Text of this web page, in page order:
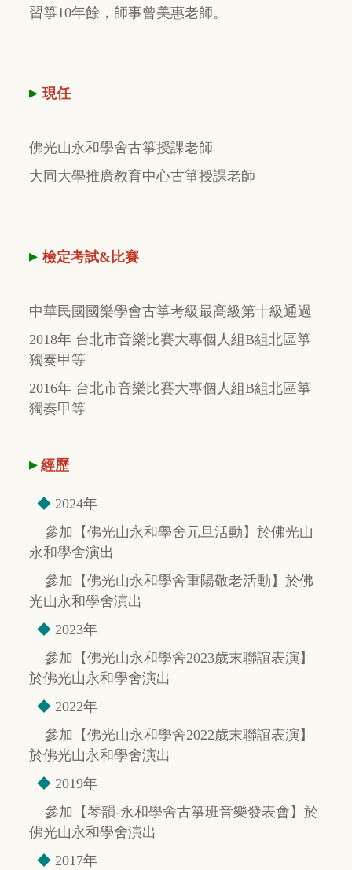
習箏10年餘，師事曾美惠老師。
▸ 現任
佛光山永和學舍古箏授課老師
大同大學推廣教育中心古箏授課老師
▸ 檢定考試&比賽
中華民國國樂學會古箏考級最高級第十級通過
2018年 台北市音樂比賽大專個人組B組北區箏
獨奏甲等
2016年 台北市音樂比賽大專個人組B組北區箏
獨奏甲等
▸ 經歷
◆ 2024年
參加【佛光山永和學舍元旦活動】於佛光山
永和學舍演出
參加【佛光山永和學舍重陽敬老活動】於佛
光山永和學舍演出
◆ 2023年
參加【佛光山永和學舍2023歲末聯誼表演】
於佛光山永和學舍演出
◆ 2022年
參加【佛光山永和學舍2022歲末聯誼表演】
於佛光山永和學舍演出
◆ 2019年
參加【琴韻-永和學舍古箏班音樂發表會】於
佛光山永和學舍演出
◆ 2017年